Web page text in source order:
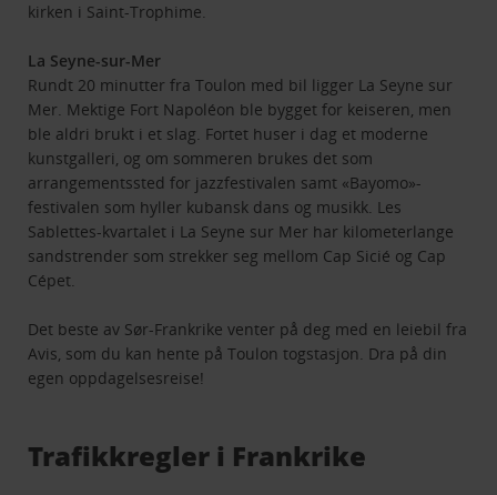
kirken i Saint-Trophime.
La Seyne-sur-Mer
Rundt 20 minutter fra Toulon med bil ligger La Seyne sur
Mer. Mektige Fort Napoléon ble bygget for keiseren, men
ble aldri brukt i et slag. Fortet huser i dag et moderne
kunstgalleri, og om sommeren brukes det som
arrangementssted for jazzfestivalen samt «Bayomo»-
festivalen som hyller kubansk dans og musikk. Les
Sablettes-kvartalet i La Seyne sur Mer har kilometerlange
sandstrender som strekker seg mellom Cap Sicié og Cap
Cépet.
Det beste av Sør-Frankrike venter på deg med en leiebil fra
Avis, som du kan hente på Toulon togstasjon. Dra på din
egen oppdagelsesreise!
Trafikkregler i Frankrike